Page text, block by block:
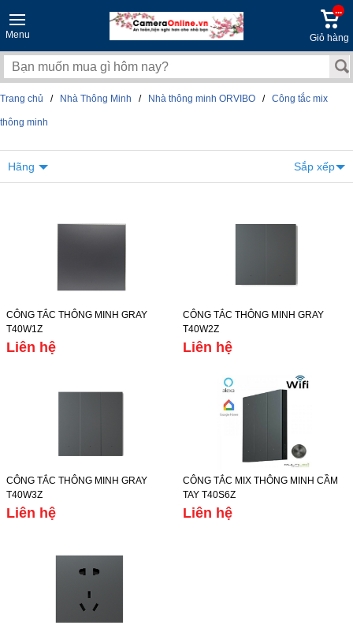
Menu
...
Giỏ hàng
Trang chủ / Nhà Thông Minh / Nhà thông minh ORVIBO / Công tắc mix
thông minh
Hãng Sắp xếp
CÔNG TẮC THÔNG MINH GRAY
T40W1Z
Liên hệ
CÔNG TẮC THÔNG MINH GRAY
T40W2Z
Liên hệ
CÔNG TẮC THÔNG MINH GRAY
T40W3Z
Liên hệ
CÔNG TẮC MIX THÔNG MINH CẦM
TAY T40S6Z
Liên hệ